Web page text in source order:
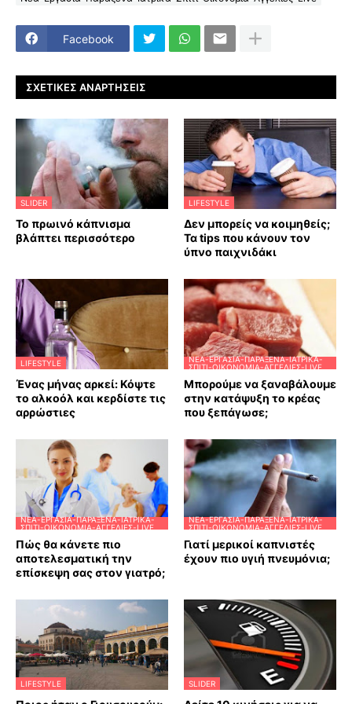
Facebook
ΣΧΕΤΙΚΈΣ ΑΝΑΡΤΉΣΕΙΣ
SLIDER
Το πρωινό κάπνισμα
βλάπτει περισσότερο
LIFESTYLE
Δεν μπορείς να κοιμηθείς;
Τα tips που κάνουν τον
ύπνο παιχνιδάκι
LIFESTYLE
Ένας μήνας αρκεί: Κόψτε
το αλκοόλ και κερδίστε τις
αρρώστιες
ΝΈΑ-ΕΡΓΑΣΊΑ-ΠΑΡΆΞΕΝΑ-ΙΑΤΡΙΚΆ-
ΣΠΊΤΙ-ΟΙΚΟΝΟΜΊΑ-ΑΓΓΕΛΊΕΣ-LIVE
Μπορούμε να ξαναβάλουμε
στην κατάψυξη το κρέας
που ξεπάγωσε;
ΝΈΑ-ΕΡΓΑΣΊΑ-ΠΑΡΆΞΕΝΑ-ΙΑΤΡΙΚΆ-
ΣΠΊΤΙ-ΟΙΚΟΝΟΜΊΑ-ΑΓΓΕΛΊΕΣ-LIVE
Πώς θα κάνετε πιο
αποτελεσματική την
επίσκεψη σας στον γιατρό;
ΝΈΑ-ΕΡΓΑΣΊΑ-ΠΑΡΆΞΕΝΑ-ΙΑΤΡΙΚΆ-
ΣΠΊΤΙ-ΟΙΚΟΝΟΜΊΑ-ΑΓΓΕΛΊΕΣ-LIVE
Γιατί μερικοί καπνιστές
έχουν πιο υγιή πνευμόνια;
LIFESTYLE SLIDER